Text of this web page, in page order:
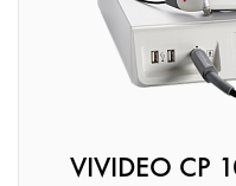
VIVIDEO CP